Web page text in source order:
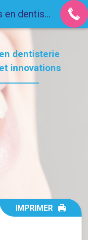
dentisterie
innovations
IMPRIMER
Les avancées récentes en dentisterie esthétique : Tendances et innovations